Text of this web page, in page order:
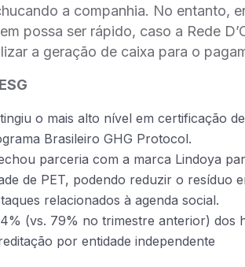
a companhia. No entanto,
possa ser rápido, caso a Rede
a geração de caixa para o
o mais alto nível em certificação
Brasileiro GHG Protocol.
parceria com a marca Lindoya
de PET, podendo reduzir o resíduo
relacionados à agenda social.
(vs. 79% no trimestre anterior) dos
por entidade independente